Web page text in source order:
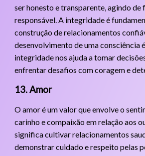
ser honesto e transparente, agindo de
responsável. A integridade é
construção de relacionamentos
desenvolvimento de uma consciência
integridade nos ajuda a tomar
enfrentar desafios com coragem e
13. Amor
O amor é um valor que envolve o
carinho e compaixão em relação aos
significa cultivar relacionamentos
demonstrar cuidado e respeito pelas